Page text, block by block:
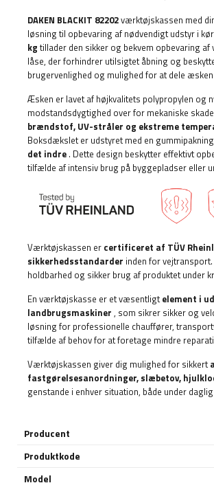
DAKEN BLACKIT 82202værktøjskassen med
løsning til opbevaring af nødvendigt udstyr i
kg tillader den sikker og bekvem opbevaring
låse, der forhindrer utilsigtet åbning og
brugervenlighed og mulighed for at dele
Æsken er lavet af højkvalitets polypropylen og
modstandsdygtighed over for mekaniske
brændstof, UV-stråler og ekstreme
Boksdækslet er udstyret med en
det indre . Dette design beskytter effektivt
tilfælde af intensiv brug på byggepladser eller
Værktøjskassen er certificeret af TÜV
sikkerhedsstandarder inden for
holdbarhed og sikker brug af produktet under
En værktøjskasse er et væsentligtelement i
landbrugsmaskiner , som sikrer sikker og
løsning for professionelle chauffører,
tilfælde af behov for at foretage mindre
Værktøjskassen giver dig mulighed for sikkert
fastgørelsesanordninger, slæbetov,
genstande i enhver situation, både under
Producent
Produktkode
Model